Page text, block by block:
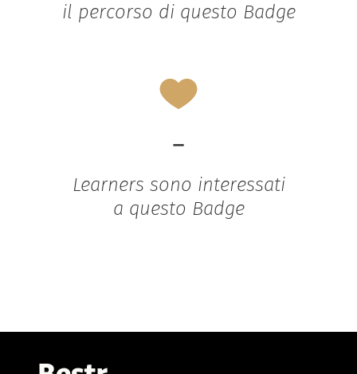
il percorso di questo Badge
-
Learners sono interessati
a questo Badge